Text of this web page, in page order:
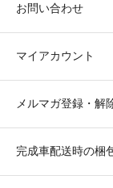
お問い合わせ
マイアカウント
メルマガ登録・解
完成車配送時の梱